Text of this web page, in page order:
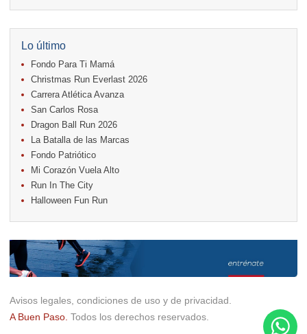
17. Caribe Paradise Run
18.
Casa Turire Trail Run
18. Warriors Run Circuit
18. Samsung Jacó Beach Half Marathon 2026
25. KRun by Under Armour
25. Run Alajuela
Noviembre
08. Lindora Run
15. Entre Pan y Rosas
Diciembre
06. Trail Vulcania 2026
12. Media Maratón Puntarenas 2026
Lo último
Fondo Para Ti Mamá
Christmas Run Everlast 2026
Carrera Atlética Avanza
San Carlos Rosa
Dragon Ball Run 2026
La Batalla de las Marcas
Fondo Patriótico
Mi Corazón Vuela Alto
Run In The City
Halloween Fun Run
Avisos legales, condiciones de uso y de privacidad.
A Buen Paso. Todos los derechos reservados.